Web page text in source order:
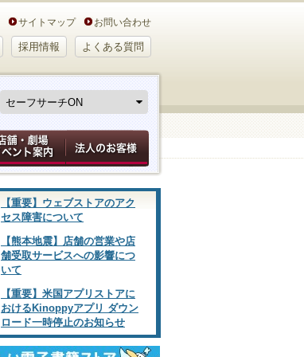
サイトマップ お問い合わせ
採用情報 よくある質問
【重要】ウェブストアのアク
セス障害について
【熊本地震】店舗の営業や店
舗受取サービスへの影響につ
いて
【重要】米国アプリストアに
おけるKinoppyアプリ ダウン
ロード一時停止のお知らせ